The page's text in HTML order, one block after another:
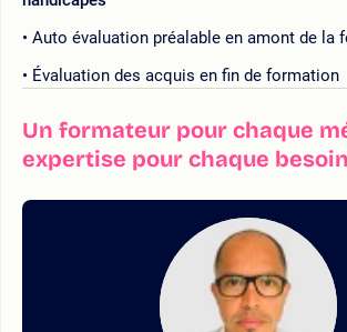
Auto évaluation préalable en amont de la
Évaluation des acquis en fin de formation
Un formateur pour chaque
expertise pour chaque besoin